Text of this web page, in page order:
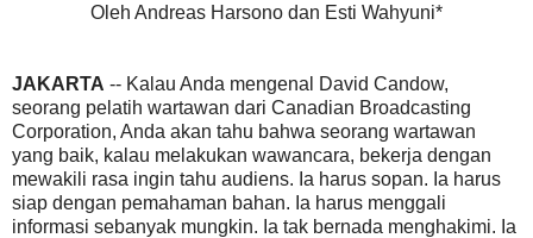
Oleh Andreas Harsono dan Esti Wahyuni*
JAKARTA -- Kalau Anda mengenal David Candow,
seorang pelatih wartawan dari Canadian Broadcasting
Corporation, Anda akan tahu bahwa seorang wartawan
yang baik, kalau melakukan wawancara, bekerja dengan
mewakili rasa ingin tahu audiens. Ia harus sopan. Ia harus
siap dengan pemahaman bahan. Ia harus menggali
informasi sebanyak mungkin. Ia tak bernada menghakimi. Ia